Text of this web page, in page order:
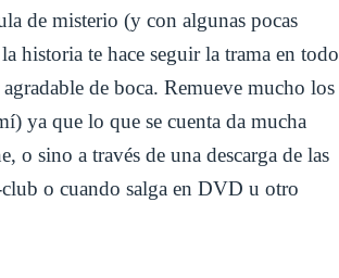
de misterio (y con algunas pocas
historia te hace seguir la trama en todo
de boca. Remueve mucho los
ya que lo que se cuenta da mucha
o sino a través de una descarga de las
o cuando salga en DVD u otro